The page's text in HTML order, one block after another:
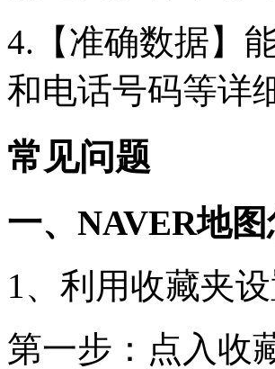
4.【准确数据】
和电话号码等详
常见问题
一、NAVER地
1、利用收藏夹
第一步：点入收